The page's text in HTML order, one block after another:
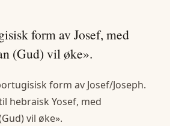
form av Josef, med
(Gud) vil øke».
form av Josef/Joseph.
hebraisk Yosef, med
vil øke».